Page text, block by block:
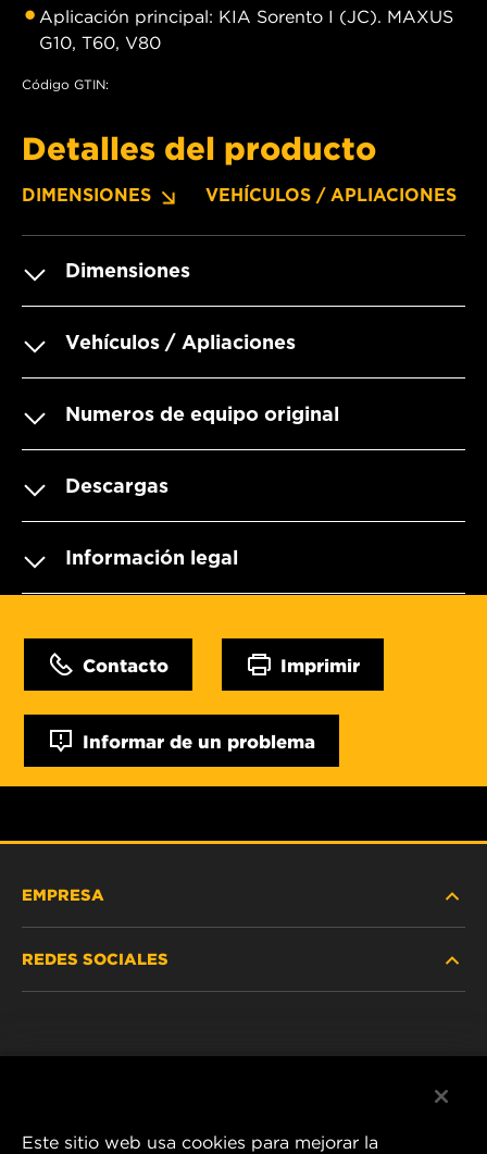
Aplicación principal: KIA Sorento I (JC). MAXUS
G10, T60, V80
Código GTIN:
Detalles del producto
DIMENSIONES VEHÍCULOS / APLIACIONES
Dimensiones
Vehículos / Apliaciones
Numeros de equipo original
Descargas
Información legal
Contacto Imprimir
Informar de un problema
EMPRESA
REDES SOCIALES
Este sitio web usa cookies para mejorar la